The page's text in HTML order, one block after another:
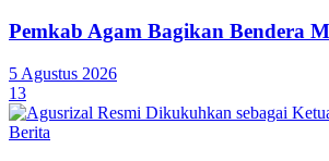
Pemkab Agam Bagikan Bendera
5 Agustus 2026
13
Berita